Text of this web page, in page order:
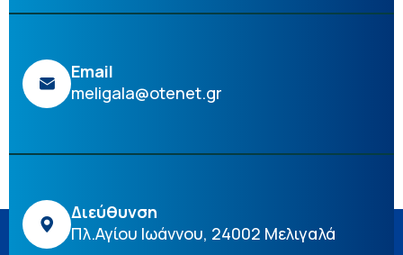
Email
meligala@otenet.gr
Διεύθυνση
Πλ.Αγίου Ιωάννου, 24002 Μελιγαλά